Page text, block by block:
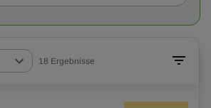
18 Ergebnisse